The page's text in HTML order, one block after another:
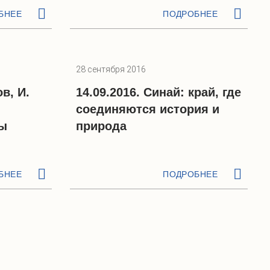
ПОДРОБНЕЕ
И.
28 сентября 2016
14.09.2016. Синай: край, где
соединяются история и
природа
ПОДРОБНЕЕ